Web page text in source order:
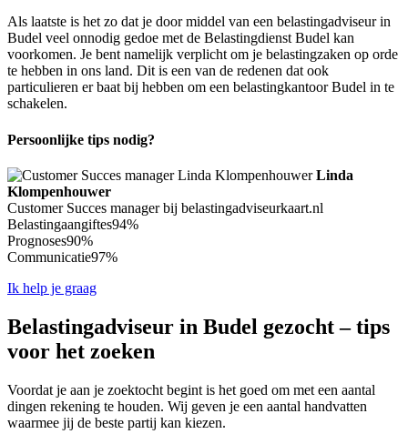
Als laatste is het zo dat je door middel van een belastingadviseur in
Budel veel onnodig gedoe met de Belastingdienst Budel kan
voorkomen. Je bent namelijk verplicht om je belastingzaken op orde
te hebben in ons land. Dit is een van de redenen dat ook
particulieren er baat bij hebben om een belastingkantoor Budel in te
schakelen.
Persoonlijke tips nodig?
Linda
Klompenhouwer
Customer Succes manager bij belastingadviseurkaart.nl
Belastingaangiftes94%
Prognoses90%
Communicatie97%
Ik help je graag
Belastingadviseur in Budel gezocht – tips
voor het zoeken
Voordat je aan je zoektocht begint is het goed om met een aantal
dingen rekening te houden. Wij geven je een aantal handvatten
waarmee jij de beste partij kan kiezen.